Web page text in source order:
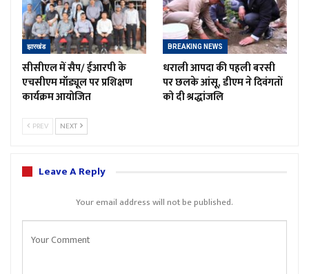
झारखंड
सीसीएल में सैप/ ईआरपी के
एचसीएम मॉड्यूल पर प्रशिक्षण
कार्यक्रम आयोजित
BREAKING NEWS
धराली आपदा की पहली बरसी
पर छलके आंसू, डीएम ने दिवंगतों
को दी श्रद्धांजलि
PREV NEXT
Leave A Reply
Your email address will not be published.